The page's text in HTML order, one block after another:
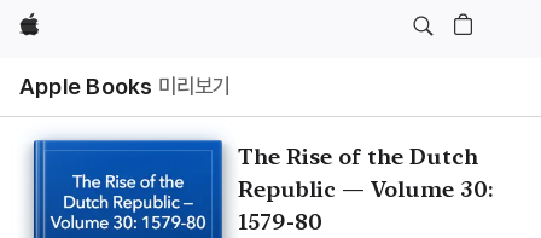
Apple
Apple Books 미리보기
The Rise of the Dutch
Republic — Volume 30:
1579-80